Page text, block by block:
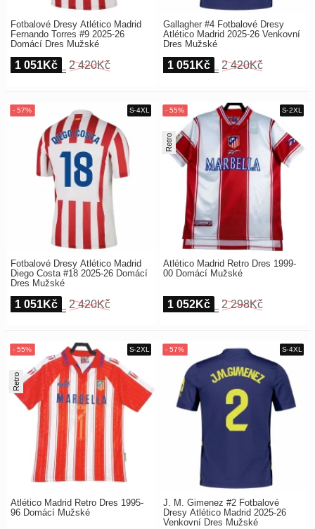
Fotbalové Dresy Atlético Madrid
Fernando Torres #9 2025-26
Domácí Dres Mužské
1 051Kč 2 420Kč
Gallagher #4 Fotbalové Dresy
Atlético Madrid 2025-26 Venkovní
Dres Mužské
1 051Kč 2 420Kč
Fotbalové Dresy Atlético Madrid
Diego Costa #18 2025-26 Domácí
Dres Mužské
1 051Kč 2 420Kč
Atlético Madrid Retro Dres 1999-
00 Domácí Mužské
Retro
1 052Kč 2 298Kč
Atlético Madrid Retro Dres 1995-
96 Domácí Mužské
Retro
J. M. Gimenez #2 Fotbalové
Dresy Atlético Madrid 2025-26
Venkovní Dres Mužské